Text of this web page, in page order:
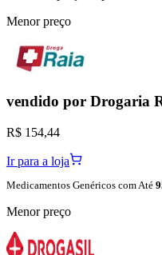
Menor preço
vendido por Drogaria
R$ 154,44
Ir para a loja
Medicamentos Genéricos com Até
Menor preço